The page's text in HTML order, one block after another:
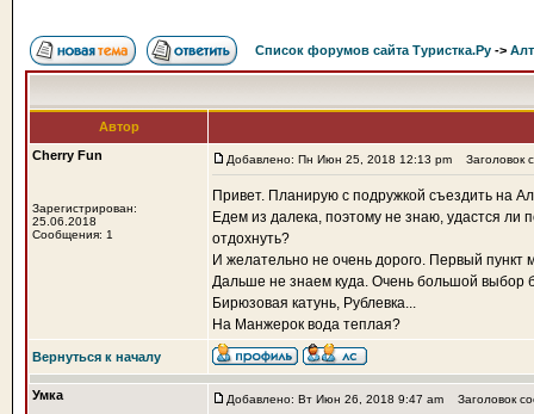
Список форумов сайта Туристка.Ру ->
Автор
Cherry Fun
Зарегистрирован:
25.06.2018
Сообщения: 1
Добавлено: Пн Июн 25, 2018 12:13 pm Заголовок
Привет. Планирую с подружкой съездить на
Едем из далека, поэтому не знаю, удастся ли
отдохнуть?
И желательно не очень дорого. Первый
Дальше не знаем куда. Очень большой выбор
Бирюзовая катунь, Рублевка...
На Манжерок вода теплая?
Вернуться к началу
Умка Добавлено: Вт Июн 26, 2018 9:47 am Заголовок